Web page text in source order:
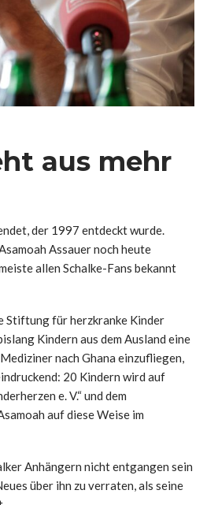
aus mehr
der 1997 entdeckt wurde.
Assauer noch heute
allen Schalke-Fans bekannt
Stiftung für herzkranke Kinder
Kindern aus dem Ausland eine
nach Ghana einzufliegen,
20 Kindern wird auf
e. V.“ und dem
auf diese Weise im
Anhängern nicht entgangen sein
über ihn zu verraten, als seine